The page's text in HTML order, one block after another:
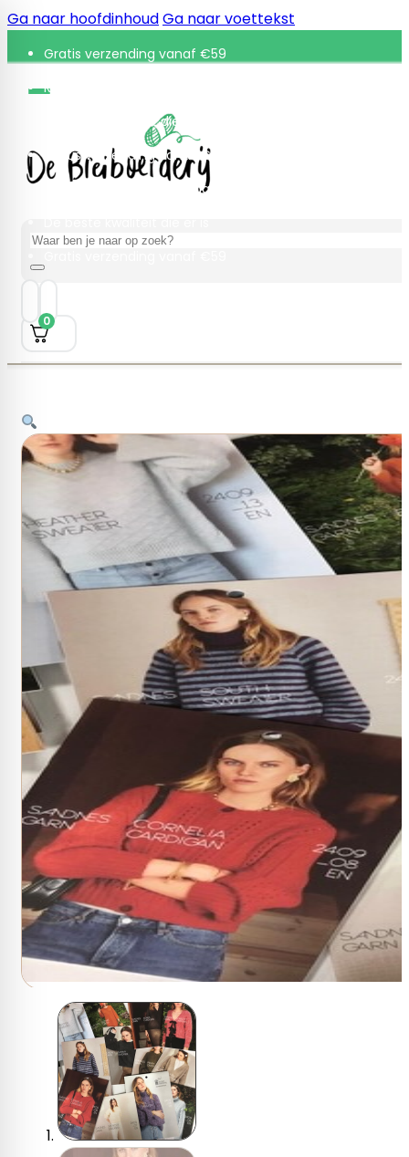
Ga naar hoofdinhoudGa naar voettekst
Gratis verzending vanaf €59
Retourneren binnen 30 dagen
De beste kwaliteit die er is
Gratis verzending vanaf €59
Retourneren binnen 30 dagen
Zoeken
0